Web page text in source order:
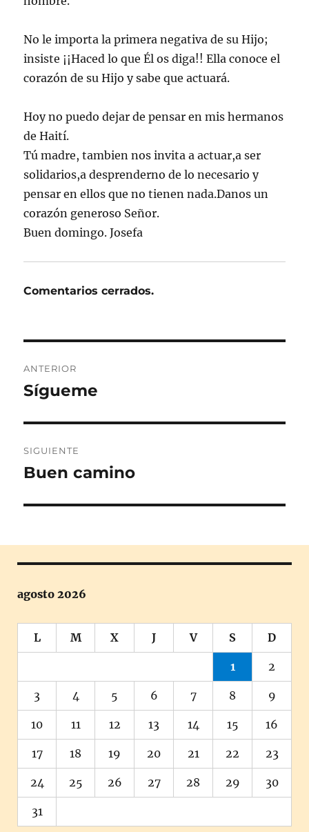
No le importa la primera negativa de su Hijo;
insiste ¡¡Haced lo que Él os diga!! Ella conoce el
corazón de su Hijo y sabe que actuará.
Hoy no puedo dejar de pensar en mis hermanos
de Haití.
Tú madre, tambien nos invita a actuar,a ser
solidarios,a desprenderno de lo necesario y
pensar en ellos que no tienen nada.Danos un
corazón generoso Señor.
Buen domingo. Josefa
Comentarios cerrados.
de
ANTERIOR
Entrada
Sígueme
SIGUIENTE
Entrada
Buen camino
agosto 2026
L M X J V S D
1 2
3 4 5 6 7 8 9
10 11 12 13 14 15 16
17 18 19 20 21 22 23
24 25 26 27 28 29 30
31